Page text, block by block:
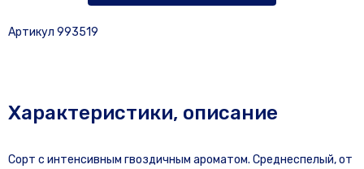
Артикул 993519
Характеристики, описание
Сорт с интенсивным гвоздичным ароматом. Среднеспелый, от